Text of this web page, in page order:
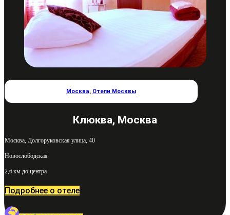
Москва, Отели Москвы
Клюква, Москва
Москва, Долгоруковская улица, 40
Новослободская
2,6 км до центра
Подробнее о отеле